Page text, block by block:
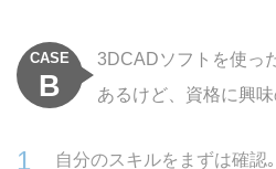
CASE
B
3DCADソフトを使っ
あるけど、資格に興
自分のスキルをまずは確認